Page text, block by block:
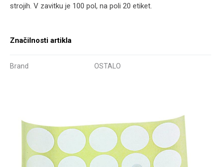
strojih. V zavitku je 100 pol, na poli 20 etiket.
Značilnosti artikla
Brand OSTALO